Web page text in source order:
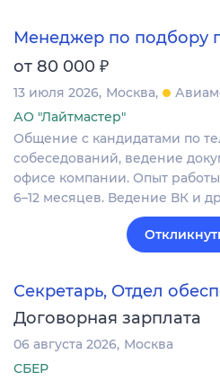
Менеджер по подбору
от 80 000 ₽
13 июля 2026 Москва
АО "Лайтмастер"
Общение с кандидатами по
собеседований, ведение
офисе компании. Опыт
6–12 месяцев. Ведение ВК и
Секретарь, Отдел
Договорная зарплата
06 августа 2026 Москва
СБЕР